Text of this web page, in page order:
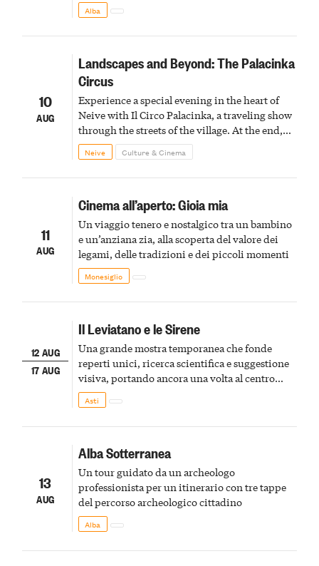
Alba
10
AUG
Landscapes and Beyond: The Palacinka
Circus
Experience a special evening in the heart of
Neive with Il Circo Palacinka, a traveling show
through the streets of the village. At the end,
Cascina Fonda Winery will offer a tasting of
two sparkling wines.
Neive Culture & Cinema
11
AUG
Cinema all’aperto: Gioia mia
Un viaggio tenero e nostalgico tra un bambino
e un’anziana zia, alla scoperta del valore dei
legami, delle tradizioni e dei piccoli momenti
Monesiglio
12 AUG
17 AUG
Il Leviatano e le Sirene
Una grande mostra temporanea che fonde
reperti unici, ricerca scientifica e suggestione
visiva, portando ancora una volta al centro
della scena le meraviglie del passato astigiano
Asti
13
AUG
Alba Sotterranea
Un tour guidato da un archeologo
professionista per un itinerario con tre tappe
del percorso archeologico cittadino
Alba